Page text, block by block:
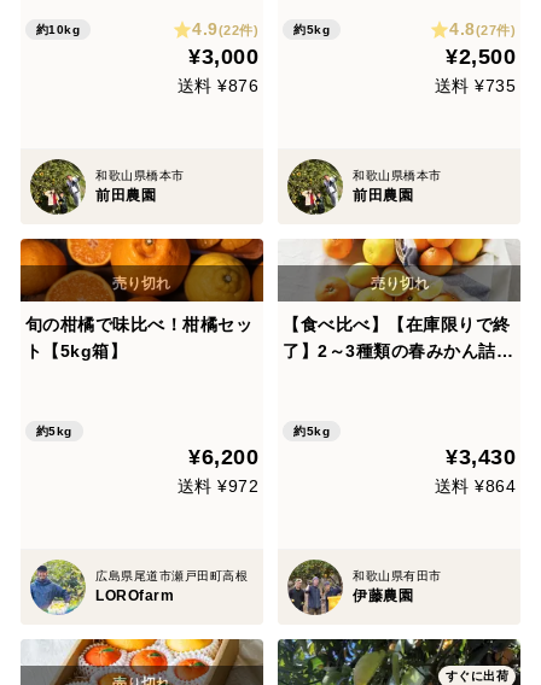
約10kg 4.9(22件)
¥3,000
送料 ¥876
和歌山県橋本市
前田農園
約5kg 4.8(27件)
¥2,500
送料 ¥735
和歌山県橋本市
前田農園
旬の柑橘で味比べ！柑橘セッ
ト【5kg箱】
約5kg
¥6,200
送料 ¥972
広島県尾道市瀬戸田町高根
LOROfarm
【食べ比べ】【在庫限りで終
了】2～3種類の春みかん詰め
-5約5kg
¥3,430
送料 ¥864
和歌山県有田市
伊藤農園
すぐに出荷